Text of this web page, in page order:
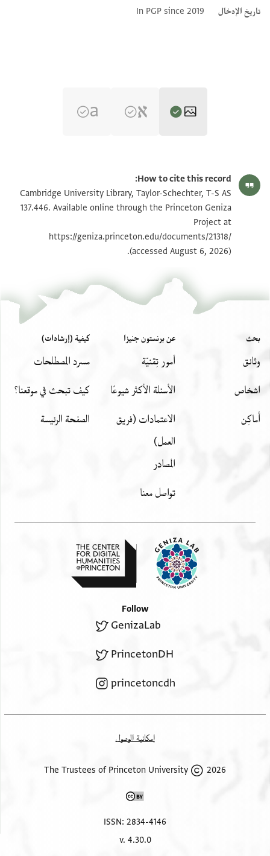
تاريخ الإدخال
In PGP since 2019
T-S AS 137.446 1v تكبير و تدوير
بيان أذونات الصورة
How to cite this record:
Cambridge University Library, Taylor-Schechter, T-S AS
137.446. Available online through the Princeton Geniza
Project at
https://geniza.princeton.edu/documents/21318/
(accessed August 6, 2026).
بحث
وثائق
اشخاص
أَماكِن
عن برنستون جنيزا
أمور تِقنيّة
الأسئلة الأكثر شيوعًا
الاعتمادات (فريق
العمل)
المصادر
تواصل معنا
كيفية (إرشادات)
مسرد المصطلحات
كيف تبحث في موقعنا؟
الصفحة الرئيسة
Follow
GenizaLab
PrincetonDH
princetoncdh
إمكانية الوصول
2026 The Trustees of Princeton University
ISSN: 2834-4146
v. 4.30.0